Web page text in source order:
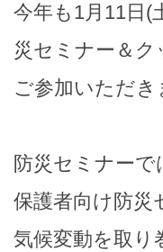
今年も1月11日
災セミナー＆
ご参加いただき
防災セミナーで
保護者向け防災
気候変動を取り